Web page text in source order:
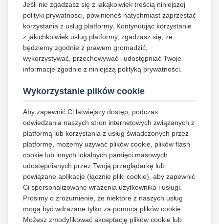
Jeśli nie zgadzasz się z jakąkolwiek treścią niniejszej
polityki prywatności, powinieneś natychmiast zaprzestać
korzystania z usług platformy. Kontynuując korzystanie
z jakichkolwiek usług platformy, zgadzasz się, że
będziemy zgodnie z prawem gromadzić,
wykorzystywać, przechowywać i udostępniać Twoje
informacje zgodnie z niniejszą polityką prywatności.
Wykorzystanie plików cookie
Aby zapewnić Ci łatwiejszy dostęp, podczas
odwiedzania naszych stron internetowych związanych z
platformą lub korzystania z usług świadczonych przez
platformę, możemy używać plików cookie, plików flash
cookie lub innych lokalnych pamięci masowych
udostępnianych przez Twoją przeglądarkę lub
powiązane aplikacje (łącznie pliki cookie), aby zapewnić
Ci spersonalizowane wrażenia użytkownika i usługi.
Prosimy o zrozumienie, że niektóre z naszych usług
mogą być wdrażane tylko za pomocą plików cookie.
Możesz zmodyfikować akceptację plików cookie lub